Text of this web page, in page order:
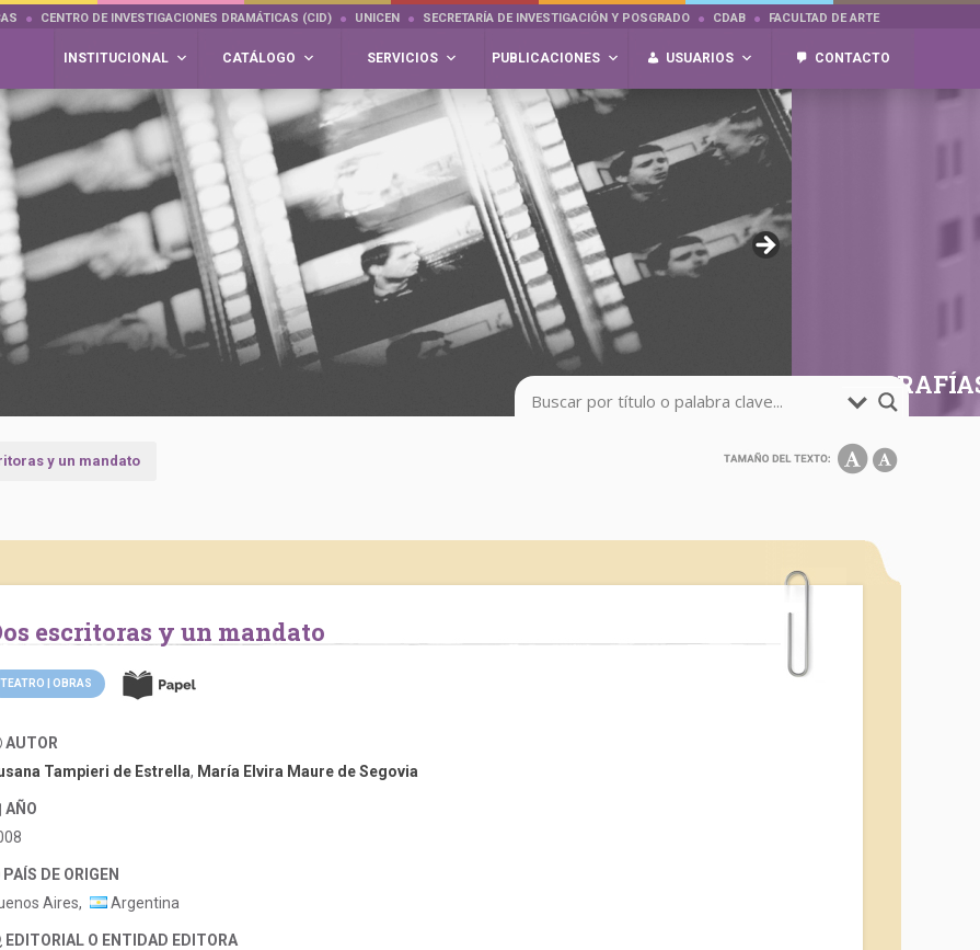
CENTRO DE INVESTIGACIONES DRAMÁTICAS (CID) UNICEN SECRETARÍA DE INVESTIGACIÓN Y POSGRADO CDAB FACULTAD DE ARTE
INSTITUCIONAL CATÁLOGO SERVICIOS PUBLICACIONES USUARIOS CONTACTO
y un mandato
Dos escritoras y un mandato
TEATRO | OBRAS
AUTOR
Tampieri de Estrella, María Elvira Maure de Segovia
AÑO
PAÍS DE ORIGEN
Aires,
Argentina
EDITORIAL O ENTIDAD EDITORA